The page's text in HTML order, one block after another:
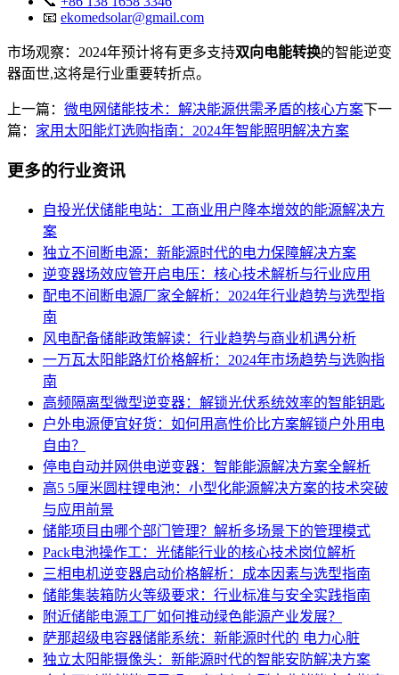
📧 ekomedsolar@gmail.com
市场观察：2024年预计将有更多支持双向电能转换的智能逆变
器面世,这将是行业重要转折点。
上一篇： 微电网储能技术：解决能源供需矛盾的核心方案下一
篇： 家用太阳能灯选购指南：2024年智能照明解决方案
更多的行业资讯
自投光伏储能电站：工商业用户降本增效的能源解决方
案
独立不间断电源：新能源时代的电力保障解决方案
逆变器场效应管开启电压：核心技术解析与行业应用
配电不间断电源厂家全解析：2024年行业趋势与选型指
南
风电配备储能政策解读：行业趋势与商业机遇分析
一万瓦太阳能路灯价格解析：2024年市场趋势与选购指
南
高频隔离型微型逆变器：解锁光伏系统效率的智能钥匙
户外电源便宜好货：如何用高性价比方案解锁户外用电
自由？
停电自动并网供电逆变器：智能能源解决方案全解析
高5 5厘米圆柱锂电池：小型化能源解决方案的技术突破
与应用前景
储能项目由哪个部门管理？解析多场景下的管理模式
Pack电池操作工：光储能行业的核心技术岗位解析
三相电机逆变器启动价格解析：成本因素与选型指南
储能集装箱防火等级要求：行业标准与安全实践指南
附近储能电源工厂如何推动绿色能源产业发展？
萨那超级电容器储能系统：新能源时代的 电力心脏
独立太阳能摄像头：新能源时代的智能安防解决方案